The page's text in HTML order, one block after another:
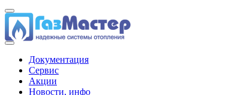
Документация
Сервис
Акции
Новости, инфо